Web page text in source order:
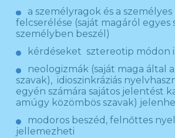
a személyragok és a
felcserélése (saját magáról egyes
személyben beszél)
kérdéseket sztereotip módon
neologizmák (saját maga által
szavak), idioszinkráziás
egyén számára sajátos jelentést
amúgy közömbös szavak)
modoros beszéd, felnőttes
jellemezheti